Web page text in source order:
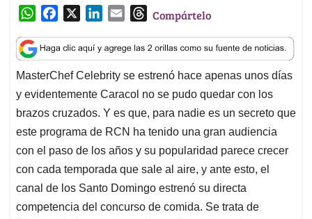
W
a
t
s
A
p
p
c
e
b
o
o
k
n
k
e
d
I
n
a
i
l
T
r
e
a
d
s
Compártelo
MasterChef Celebrity se estrenó hace apenas unos días
y evidentemente Caracol no se pudo quedar con los
brazos cruzados. Y es que, para nadie es un secreto que
este programa de RCN ha tenido una gran audiencia
con el paso de los años y su popularidad parece crecer
con cada temporada que sale al aire, y ante esto, el
canal de los Santo Domingo estrenó su directa
competencia del concurso de comida. Se trata de